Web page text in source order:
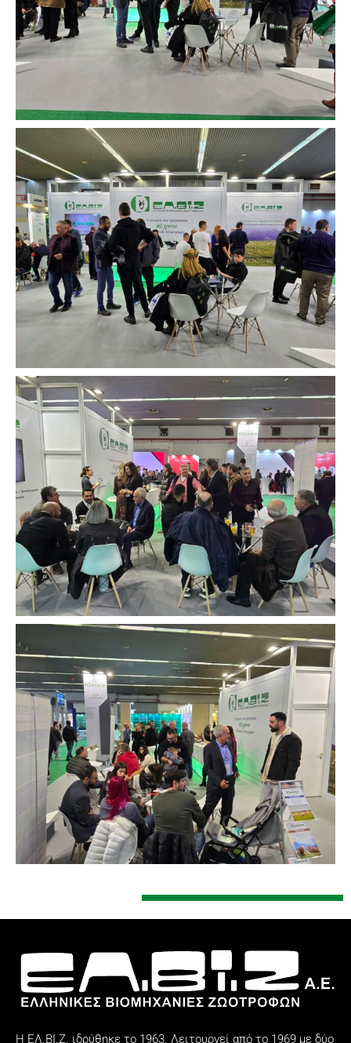
Η ΕΛ.ΒΙ.Ζ. ιδρύθηκε το 1963. Λειτουργεί από το 1969 με δύο